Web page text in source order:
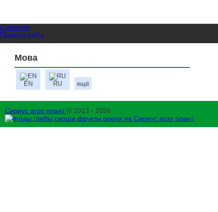
О проекте
Правила сайта
Мова
EN RU ещё
Сириус агро плант© 2013 - 2026